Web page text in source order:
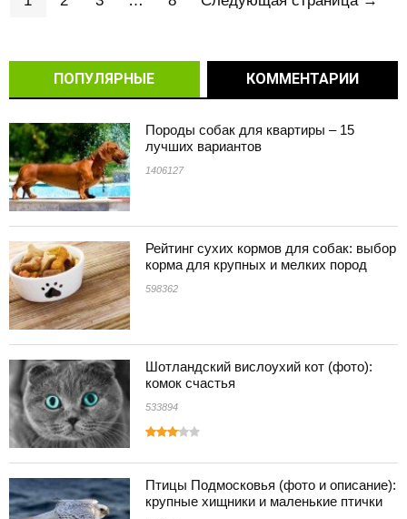
ПОПУЛЯРНЫЕ КОММЕНТАРИИ
Породы собак для квартиры – 15
лучших вариантов
1406127
Рейтинг сухих кормов для собак: выбор
корма для крупных и мелких пород
598362
Шотландский вислоухий кот (фото):
комок счастья
533894
Птицы Подмосковья (фото и описание):
крупные хищники и маленькие птички